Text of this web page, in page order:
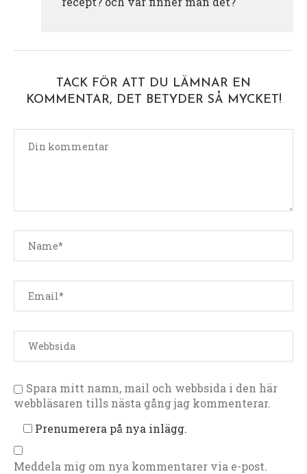
TACK FÖR ATT DU LÄMNAR EN
KOMMENTAR, DET BETYDER SÅ MYCKET!
Spara mitt namn, mail och webbsida i den här
webbläsaren tills nästa gång jag kommenterar.
Prenumerera på nya inlägg.
Meddela mig om nya kommentarer via e-post.